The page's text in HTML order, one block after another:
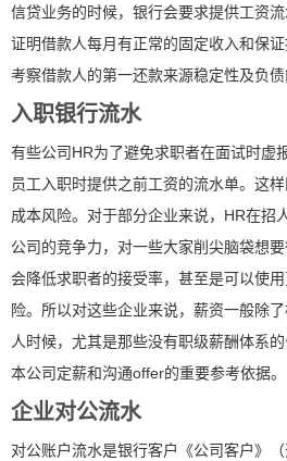
信贷业务的时候，银行会要求提供工资
证明借款人每月有正常的固定收入和保
考察借款人的第一还款来源稳定性及负债
入职银行流水
有些公司HR为了避免求职者在面试时虚
员工入职时提供之前工资的流水单。这
成本风险。对于部分企业来说，HR在招
公司的竞争力，对一些大家削尖脑袋想
会降低求职者的接受率，甚至是可以使
险。所以对这些企业来说，薪资一般除
人时候，尤其是那些没有职级薪酬体系
本公司定薪和沟通offer的重要参考依据。
企业对公流水
对公账户流水是银行客户《公司客户》